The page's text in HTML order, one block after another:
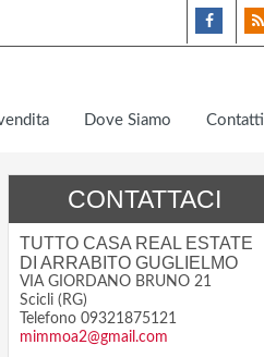
Dove Siamo Contatti
CONTATTACI
TUTTO CASA REAL ESTATE
DI ARRABITO GUGLIELMO
VIA GIORDANO BRUNO 21
Scicli (RG)
Telefono 09321875121
mimmoa2@gmail.com